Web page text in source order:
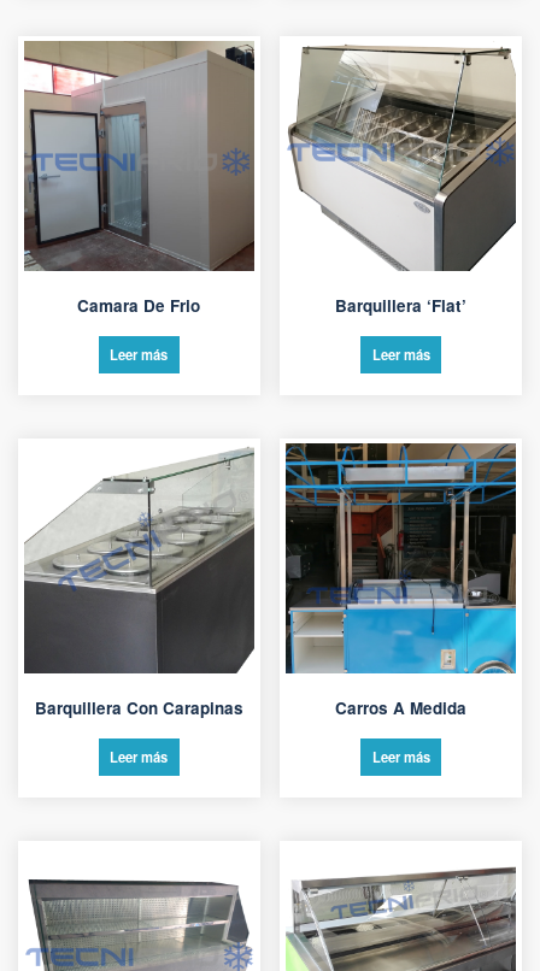
Camara De Frio
Leer más
Barquillera ‘Flat’
Leer más
Barquillera Con Carapinas
Leer más
Carros A Medida
Leer más